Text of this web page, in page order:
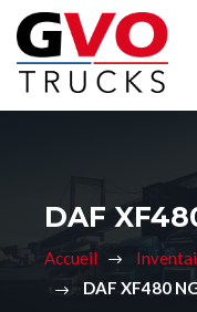
DAF
Accueil
DAF XF480